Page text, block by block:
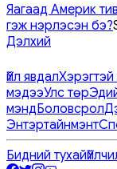
Яагаад Америк
гэж нэрлэсэн бэ?
Дэлхий
Үйл явдал
мэдээУлс төр
мэндБоловсрол
Энтэртайнмэнт
Бидний тухай